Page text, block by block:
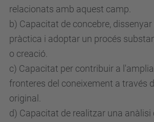
relacionats amb aquest camp.
b) Capacitat de concebre, dissenyar
pràctica i adoptar un procés
o creació.
c) Capacitat per contribuir a
fronteres del coneixement a través
original.
d) Capacitat de realitzar una anàlisi